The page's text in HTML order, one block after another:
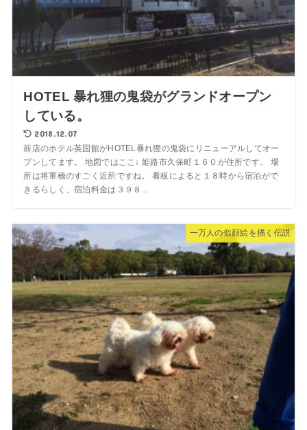
HOTEL 暴れ狸の鬼袋がグランドオープン
している。
2018.12.07
前店のホテル英国館がHOTEL暴れ狸の鬼袋にリニューアルしてオー
プンしてます。 地図ではここ↓ 姫路市久保町１６０が住所です。 場
所は将軍橋のすごく近所ですね。 看板によると１８時から宿泊がで
きるらしく、宿泊料金は３９８...
一万人の似顔絵を描く伝説